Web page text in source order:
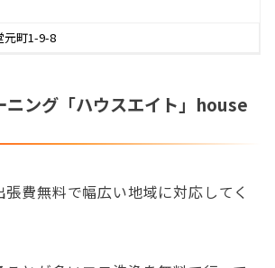
元町1-9-8
ニング「ハウスエイト」house
費無料で幅広い地域に対応してく